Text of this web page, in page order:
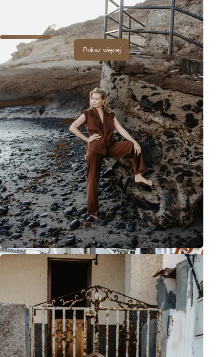
Pokaż więcej
Która odsłona La Calety podoba Ci się najbardziej? :)
Zachód słońca Sesja kobieca